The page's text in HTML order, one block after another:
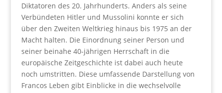
Diktatoren des 20. Jahrhunderts. Anders als seine
Verbündeten Hitler und Mussolini konnte er sich
über den Zweiten Weltkrieg hinaus bis 1975 an der
Macht halten. Die Einordnung seiner Person und
seiner beinahe 40-jährigen Herrschaft in die
europäische Zeitgeschichte ist dabei auch heute
noch umstritten. Diese umfassende Darstellung von
Francos Leben gibt Einblicke in die wechselvolle